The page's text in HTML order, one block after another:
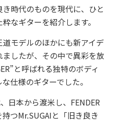
時代のものを現代に、ひと
なギターを紹介します。
道モデルのほかにも新アイデ
したが、その中で異彩を放
と呼ばれる独特のボディ
仕様のギターでした。
日本から渡米し、FENDER
つMr.SUGAIと「旧き良き